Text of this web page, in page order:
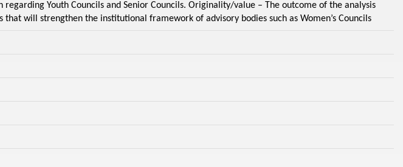
Youth Councils and Senior Councils. Originality/value – The outcome of the analysis
will strengthen the institutional framework of advisory bodies such as Women’s Councils